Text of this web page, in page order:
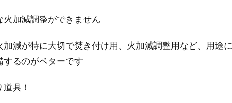
加減調整ができません
減が特に大切で焚き付け用、火加減調整用など、用途に
するのがベターです
具！